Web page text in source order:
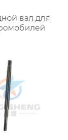
вал для